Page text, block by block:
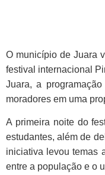
O município de Juara
festival internacional
Juara, a
moradores em uma
A primeira noite do
estudantes, além de
iniciativa levou temas
entre a população e o